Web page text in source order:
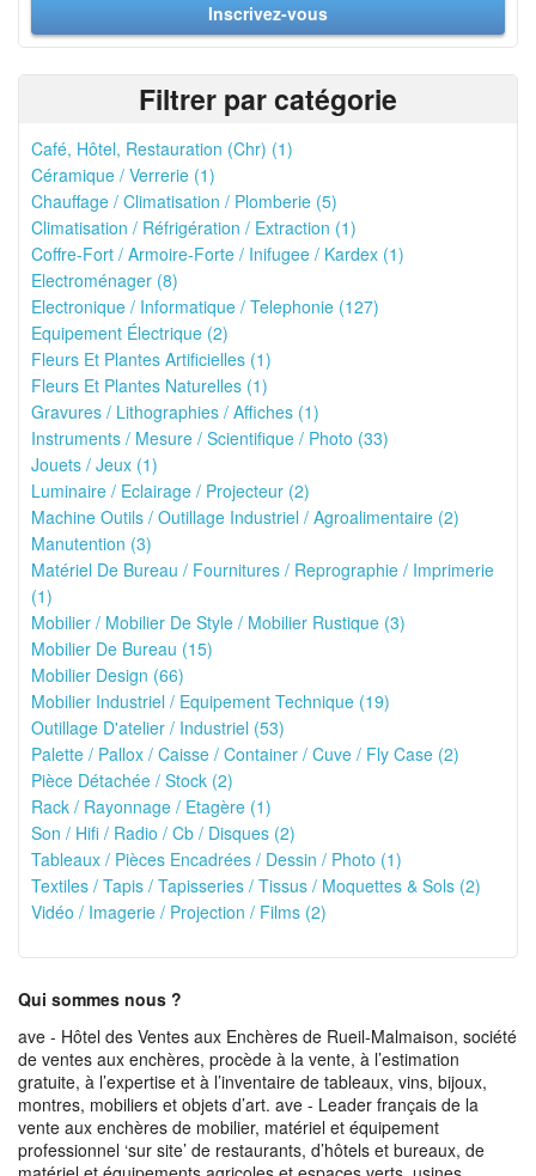
Inscrivez-vous
Filtrer par catégorie
Café, Hôtel, Restauration (Chr) (1)
Céramique / Verrerie (1)
Chauffage / Climatisation / Plomberie (5)
Climatisation / Réfrigération / Extraction (1)
Coffre-Fort / Armoire-Forte / Inifugee / Kardex (1)
Electroménager (8)
Electronique / Informatique / Telephonie (127)
Equipement Électrique (2)
Fleurs Et Plantes Artificielles (1)
Fleurs Et Plantes Naturelles (1)
Gravures / Lithographies / Affiches (1)
Instruments / Mesure / Scientifique / Photo (33)
Jouets / Jeux (1)
Luminaire / Eclairage / Projecteur (2)
Machine Outils / Outillage Industriel / Agroalimentaire (2)
Manutention (3)
Matériel De Bureau / Fournitures / Reprographie / Imprimerie
(1)
Mobilier / Mobilier De Style / Mobilier Rustique (3)
Mobilier De Bureau (15)
Mobilier Design (66)
Mobilier Industriel / Equipement Technique (19)
Outillage D'atelier / Industriel (53)
Palette / Pallox / Caisse / Container / Cuve / Fly Case (2)
Pièce Détachée / Stock (2)
Rack / Rayonnage / Etagère (1)
Son / Hifi / Radio / Cb / Disques (2)
Tableaux / Pièces Encadrées / Dessin / Photo (1)
Textiles / Tapis / Tapisseries / Tissus / Moquettes & Sols (2)
Vidéo / Imagerie / Projection / Films (2)
Qui sommes nous ?
ave - Hôtel des Ventes aux Enchères de Rueil-Malmaison, société
de ventes aux enchères, procède à la vente, à l’estimation
gratuite, à l’expertise et à l’inventaire de tableaux, vins, bijoux,
montres, mobiliers et objets d’art. ave - Leader français de la
vente aux enchères de mobilier, matériel et équipement
professionnel ‘sur site’ de restaurants, d’hôtels et bureaux, de